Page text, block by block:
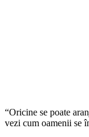
“Oricine se poate
vezi cum oamenii se